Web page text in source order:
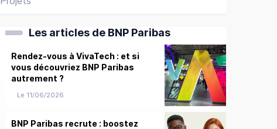
Les articles de BNP Paribas
Rendez-vous à VivaTech : et si
vous découvriez BNP Paribas
autrement ?
Le 11/06/2026
BNP Paribas recrute : boostez